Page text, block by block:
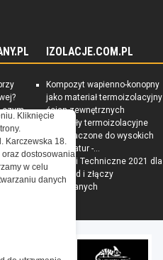
czym
IZOLACJE.COM.PL
Kompozyt wapienno-konopny
jako materiał termoizolacyjny
ścian zewnętrznych
Materiały termoizolacyjne
przeznaczone do wysokich
temperatur -...
Warunki Techniczne 2021 dla
przegród i złączy
budowlanych
Kliknięcie
Karczewska 18.
dostosowania
w celu
danych